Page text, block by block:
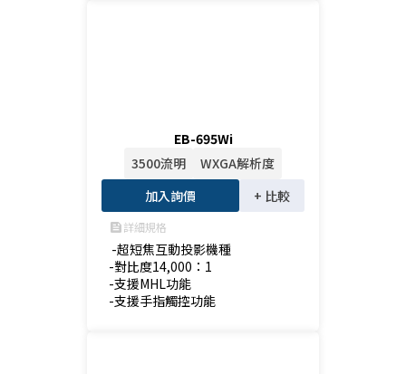
EB-695Wi
3500流明
WXGA解析度
加入詢價
+ 比較
feed詳細規格
-超短焦互動投影機種
-對比度14,000：1
-支援MHL功能
-支援手指觸控功能